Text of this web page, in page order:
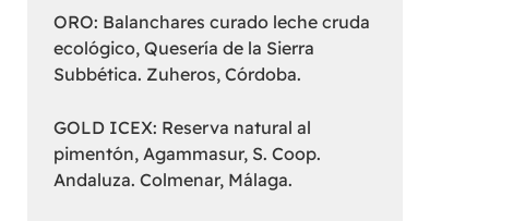
ORO: Balanchares curado leche cruda
ecológico, Quesería de la Sierra
Subbética. Zuheros, Córdoba.
GOLD ICEX: Reserva natural al
pimentón, Agammasur, S. Coop.
Andaluza. Colmenar, Málaga.